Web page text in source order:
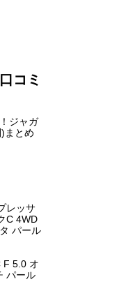
コミ
ジャガ
まとめ
レッサ
C 4WD
パール
F 5.0 オ
パール